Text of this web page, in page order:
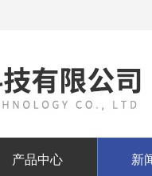
产品中心 新